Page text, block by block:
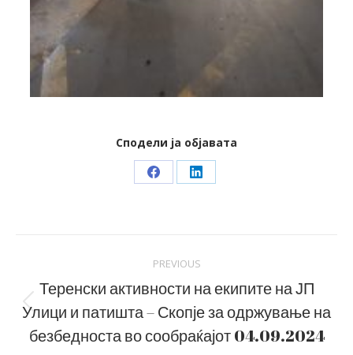
Сподели ја објавата
Share Share
navigation
PREVIOUS
Previous
post:
Теренски активности на екипите на ЈП
Улици и патишта – Скопје за одржување на
безбедноста во сообраќајот 04.09.2024